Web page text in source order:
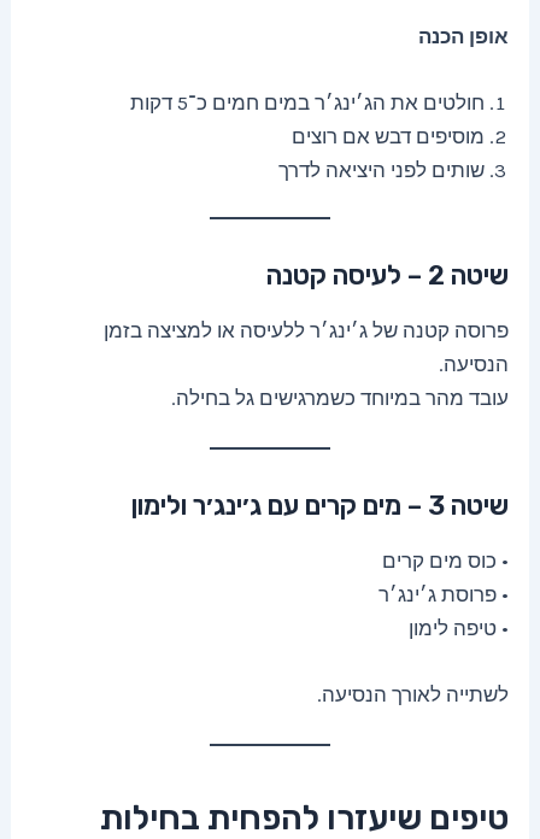
אופן הכנה
חולטים את הג׳ינג׳ר במים חמים כ־5 דקות
מוסיפים דבש אם רוצים
שותים לפני היציאה לדרך
שיטה 2 – לעיסה קטנה
פרוסה קטנה של ג׳ינג׳ר ללעיסה או למציצה בזמן
הנסיעה.
עובד מהר במיוחד כשמרגישים גל בחילה.
שיטה 3 – מים קרים עם ג׳ינג׳ר ולימון
• כוס מים קרים
• פרוסת ג׳ינג׳ר
• טיפה לימון
לשתייה לאורך הנסיעה.
טיפים שיעזרו להפחית בחילות